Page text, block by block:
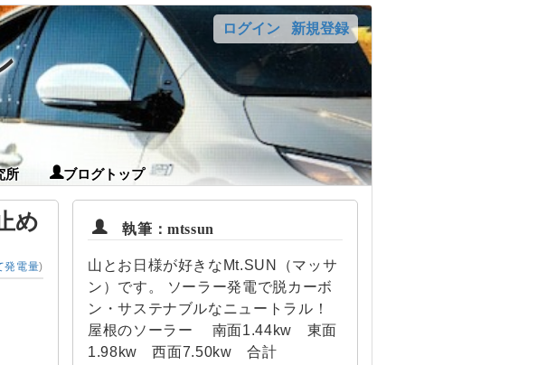
ログイン 新規登録
所 ブログトップ
め
電量)
執筆：mtssun
山とお日様が好きなMt.SUN（マッサ
ン）です。 ソーラー発電で脱カーボ
ン・サステナブルなニュートラル！
屋根のソーラー 南面1.44kw 東面
1.98kw 西面7.50kw 合計